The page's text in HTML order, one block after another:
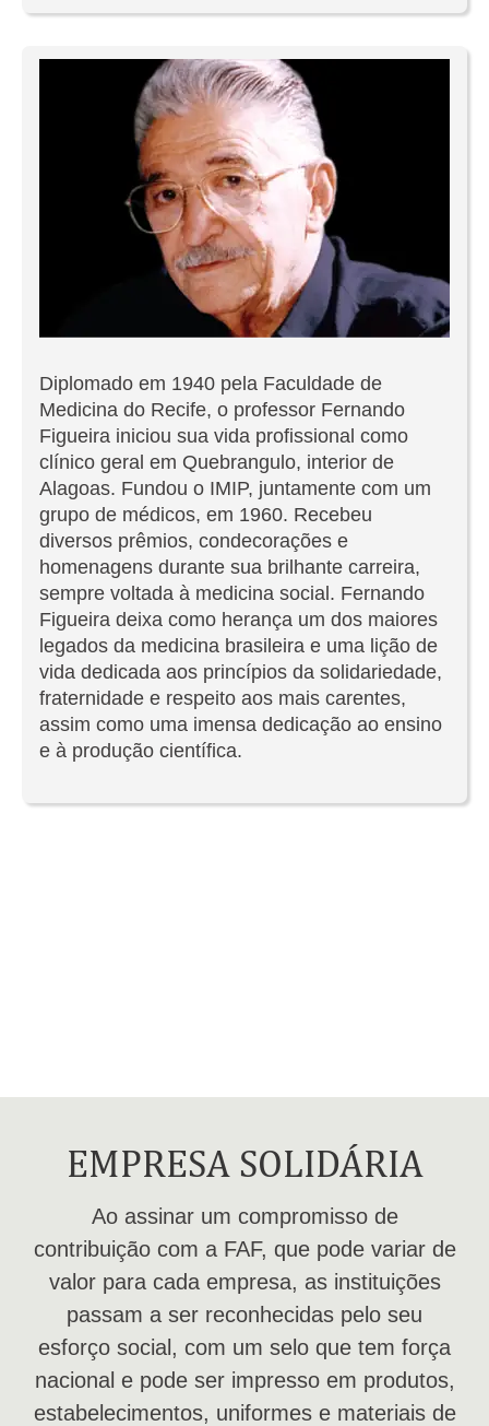
Diplomado em 1940 pela Faculdade de
Medicina do Recife, o professor Fernando
Figueira iniciou sua vida profissional como
clínico geral em Quebrangulo, interior de
Alagoas. Fundou o IMIP, juntamente com um
grupo de médicos, em 1960. Recebeu
diversos prêmios, condecorações e
homenagens durante sua brilhante carreira,
sempre voltada à medicina social. Fernando
Figueira deixa como herança um dos maiores
legados da medicina brasileira e uma lição de
vida dedicada aos princípios da solidariedade,
fraternidade e respeito aos mais carentes,
assim como uma imensa dedicação ao ensino
e à produção científica.
EMPRESA SOLIDÁRIA
Ao assinar um compromisso de
contribuição com a FAF, que pode variar de
valor para cada empresa, as instituições
passam a ser reconhecidas pelo seu
esforço social, com um selo que tem força
nacional e pode ser impresso em produtos,
estabelecimentos, uniformes e materiais de